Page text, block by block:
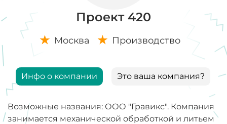
Проект 420
Москва Производство
Инфо о компании Это ваша компания?
Возможные названия: ООО "Гравикс". Компания
занимается механической обработкой и литьем